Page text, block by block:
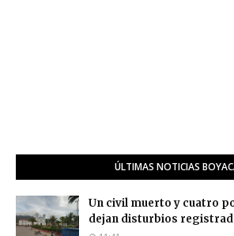
ÚLTIMAS NOTICIAS
Un civil muerto y cuatro
dejan disturbios